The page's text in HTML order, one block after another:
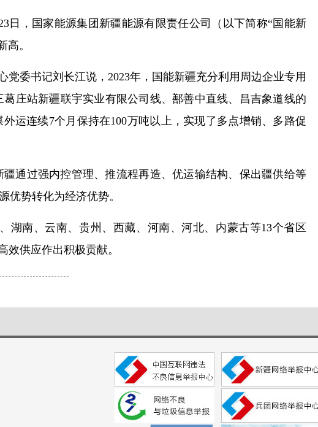
日，国家能源集团新疆能源有限责任公司（以下简称“国能新
高。
委书记刘长江说，2023年，国能新疆充分利用周边企业专用
庄站新疆联宇实业有限公司线、鄯善中直线、昌吉象道线的
运连续7个月保持在100万吨以上，实现了多点增销、多路促
通过强内控管理、推流程再造、优运输结构、保出疆供给等
优势转化为经济优势。
南、云南、贵州、西藏、河南、河北、内蒙古等13个省区
供应作出积极贡献。